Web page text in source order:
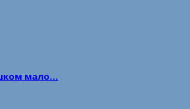
мало…